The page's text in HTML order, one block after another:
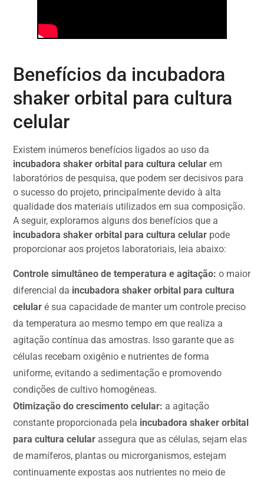
Benefícios da incubadora
shaker orbital para cultura
celular
Existem inúmeros benefícios ligados ao uso da
incubadora shaker orbital para cultura celular em
laboratórios de pesquisa, que podem ser decisivos para
o sucesso do projeto, principalmente devido à alta
qualidade dos materiais utilizados em sua composição.
A seguir, exploramos alguns dos benefícios que a
incubadora shaker orbital para cultura celular pode
proporcionar aos projetos laboratoriais, leia abaixo:
Controle simultâneo de temperatura e agitação: o maior
diferencial da incubadora shaker orbital para cultura
celular é sua capacidade de manter um controle preciso
da temperatura ao mesmo tempo em que realiza a
agitação contínua das amostras. Isso garante que as
células recebam oxigênio e nutrientes de forma
uniforme, evitando a sedimentação e promovendo
condições de cultivo homogêneas.
Otimização do crescimento celular: a agitação
constante proporcionada pela incubadora shaker orbital
para cultura celular assegura que as células, sejam elas
de mamíferos, plantas ou microrganismos, estejam
continuamente expostas aos nutrientes no meio de